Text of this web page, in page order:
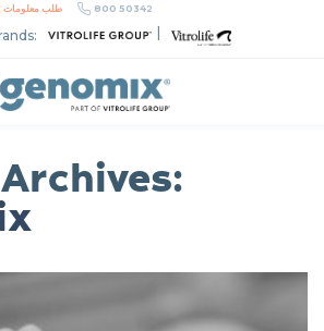
طلب معلومات 800 50342